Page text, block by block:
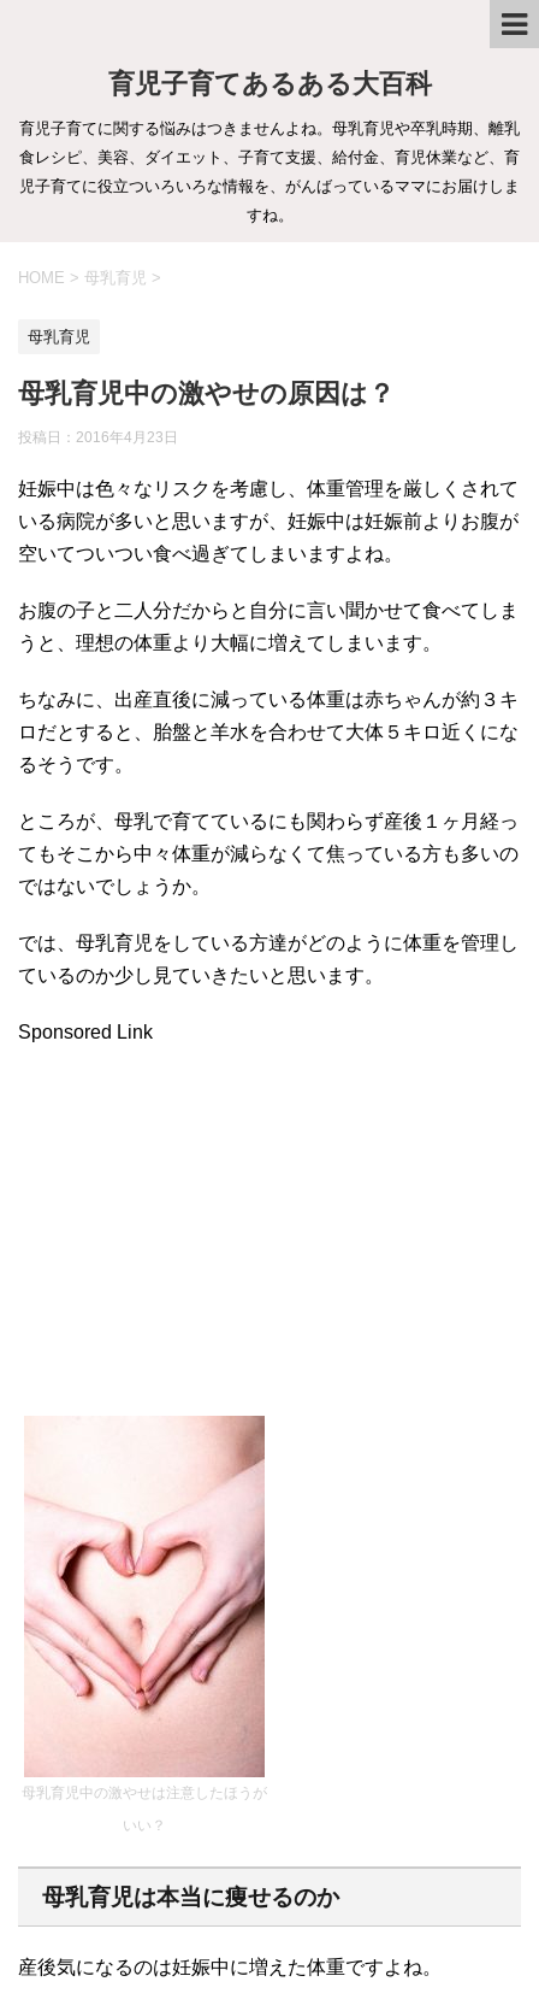
育児子育てあるある大百科
育児子育てに関する悩みはつきませんよね。母乳育児や卒乳時期、離乳
食レシピ、美容、ダイエット、子育て支援、給付金、育児休業など、育
児子育てに役立ついろいろな情報を、がんばっているママにお届けしま
すね。
HOME > 母乳育児 >
母乳育児
母乳育児中の激やせの原因は？
投稿日： 2016年4月23日
妊娠中は色々なリスクを考慮し、体重管理を厳しくされて
いる病院が多いと思いますが、妊娠中は妊娠前よりお腹が
空いてついつい食べ過ぎてしまいますよね。
お腹の子と二人分だからと自分に言い聞かせて食べてしま
うと、理想の体重より大幅に増えてしまいます。
ちなみに、出産直後に減っている体重は赤ちゃんが約３キ
ロだとすると、胎盤と羊水を合わせて大体５キロ近くにな
るそうです。
ところが、母乳で育てているにも関わらず産後１ヶ月経っ
てもそこから中々体重が減らなくて焦っている方も多いの
ではないでしょうか。
では、母乳育児をしている方達がどのように体重を管理し
ているのか少し見ていきたいと思います。
Sponsored Link
母乳育児中の激やせは注意したほうが
いい？
母乳育児は本当に痩せるのか
産後気になるのは妊娠中に増えた体重ですよね。